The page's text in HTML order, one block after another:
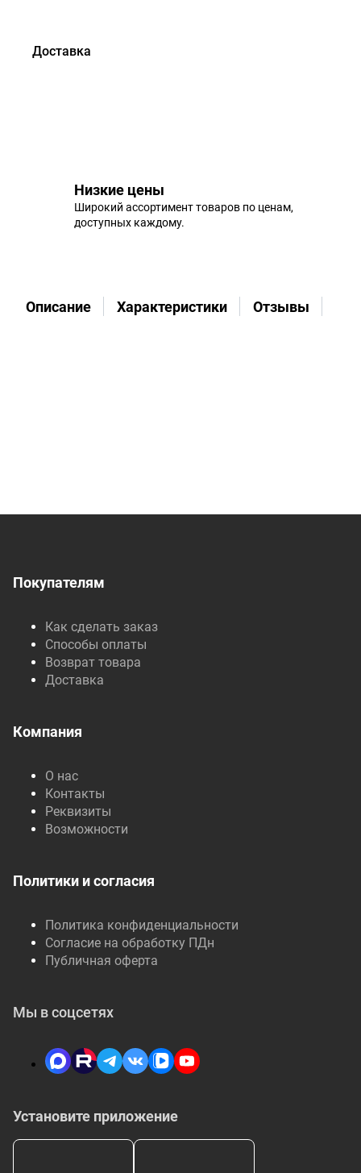
Доставка
Низкие цены
Широкий ассортимент товаров по ценам,
доступных каждому.
Описание Характеристики Отзывы
Покупателям
Как сделать заказ
Способы оплаты
Возврат товара
Доставка
Компания
О нас
Контакты
Реквизиты
Возможности
Политики и согласия
Политика конфиденциальности
Согласие на обработку ПДн
Публичная оферта
Установите приложение
Мы в соцсетях